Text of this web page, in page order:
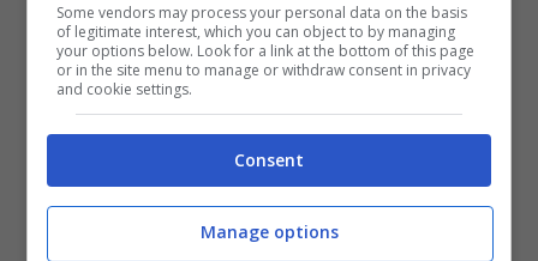
4 aprile 2011, Milano, Mediolanum Forum
Some vendors may process your personal data on the basis
of legitimate interest, which you can object to by managing
your options below. Look for a link at the bottom of this page
or in the site menu to manage or withdraw consent in privacy
and cookie settings.
Consent
Manage options